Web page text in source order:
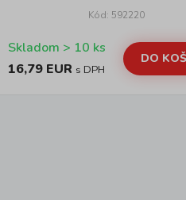
Kód: 592220
Skladom > 10 ks
16,79 EUR s DPH
DO